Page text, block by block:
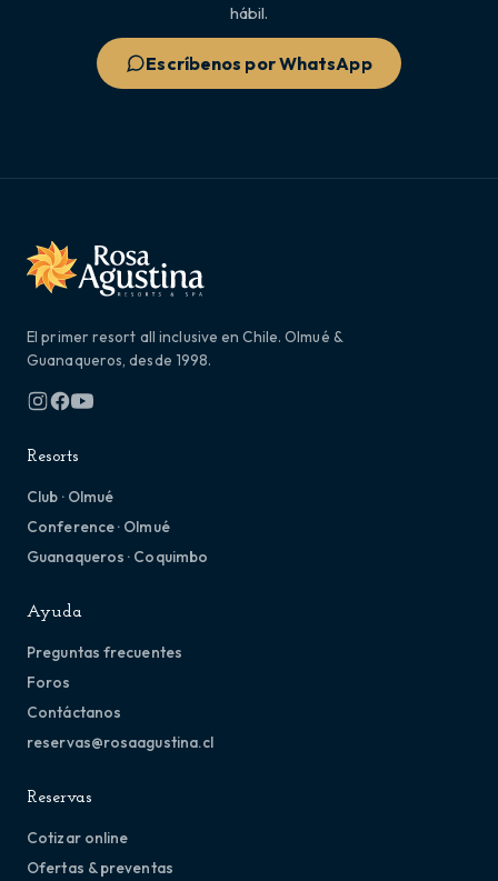
hábil.
Escríbenos por WhatsApp
El primer resort all inclusive en Chile. Olmué &
Guanaqueros, desde 1998.
Resorts
Club · Olmué
Conference · Olmué
Guanaqueros · Coquimbo
Ayuda
Preguntas frecuentes
Foros
Contáctanos
reservas@rosaagustina.cl
Reservas
Cotizar online
Ofertas & preventas